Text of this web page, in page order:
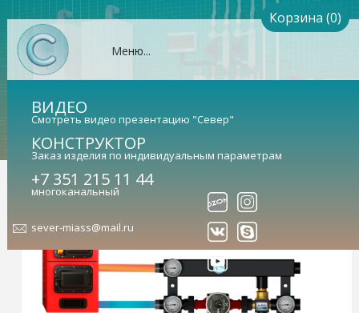
Меню...
Корзина (0)
ВИДЕО
Смотреть видео презентацию "Север"
КОНСТРУКТОР
Заказ изделия по индивидуальным параметрам
+7 351 215 11 44
многоканальный
sever-miass@mail.ru